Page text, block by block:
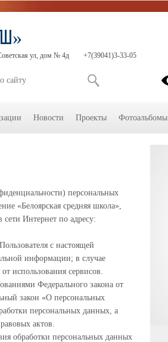
персональных
«Белоярская средняя школа»,
Интернет по адресу:
с настоящей
информации; в случае
использования сервисов.
Федерального закона от
закон «О персональных
персональных данных, а
актов.
обработки персональных данных
ул, дом № 4д +7(39041)3-33-05
Новости Проекты Фотоальбомы